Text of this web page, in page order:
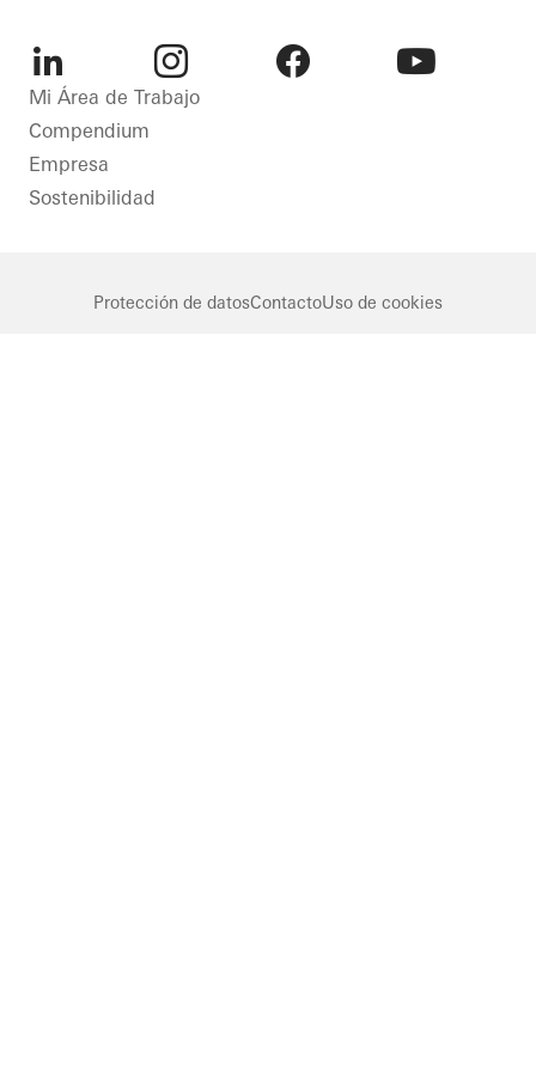
Fachadas
Protección
solar
Seguridad
Arquitectura
excepcional
famosos
LinkedIn Instagram
Mi Área de Trabajo
Compendium
Empresa
Sostenibilidad
Protección de datosContactoUso de cookies